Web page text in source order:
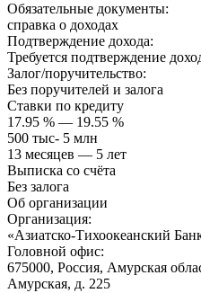
Обязательные документы:
справка о доходах
Подтверждение дохода:
Требуется подтверждение
Залог/поручительство:
Без поручителей и залога
Ставки по кредиту
17.95 % — 19.55 %
500 тыс- 5 млн
13 месяцев — 5 лет
Выписка со счёта
Без залога
Об организации
Организация:
«Азиатско-Тихоокеанский
Головной офис:
675000, Россия, Амурская
Амурская, д. 225